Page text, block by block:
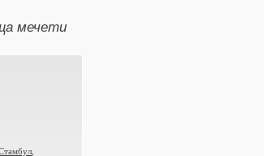
мечети